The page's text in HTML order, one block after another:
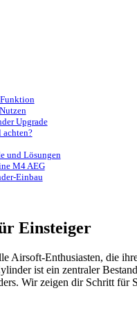
Upgrade
und Lösungen
M4 AEG
Einbau
Einsteiger
Airsoft-Enthusiasten, die
ist ein zentraler
Wir zeigen dir Schritt für